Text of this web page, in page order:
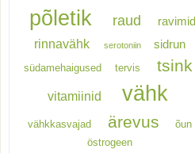
põletik raud ravimid
rinnavähk serotoniin sidrun
südamehaigused tervis tsink
vitamiinid vähk
vähkkasvajad ärevus
õun
östrogeen